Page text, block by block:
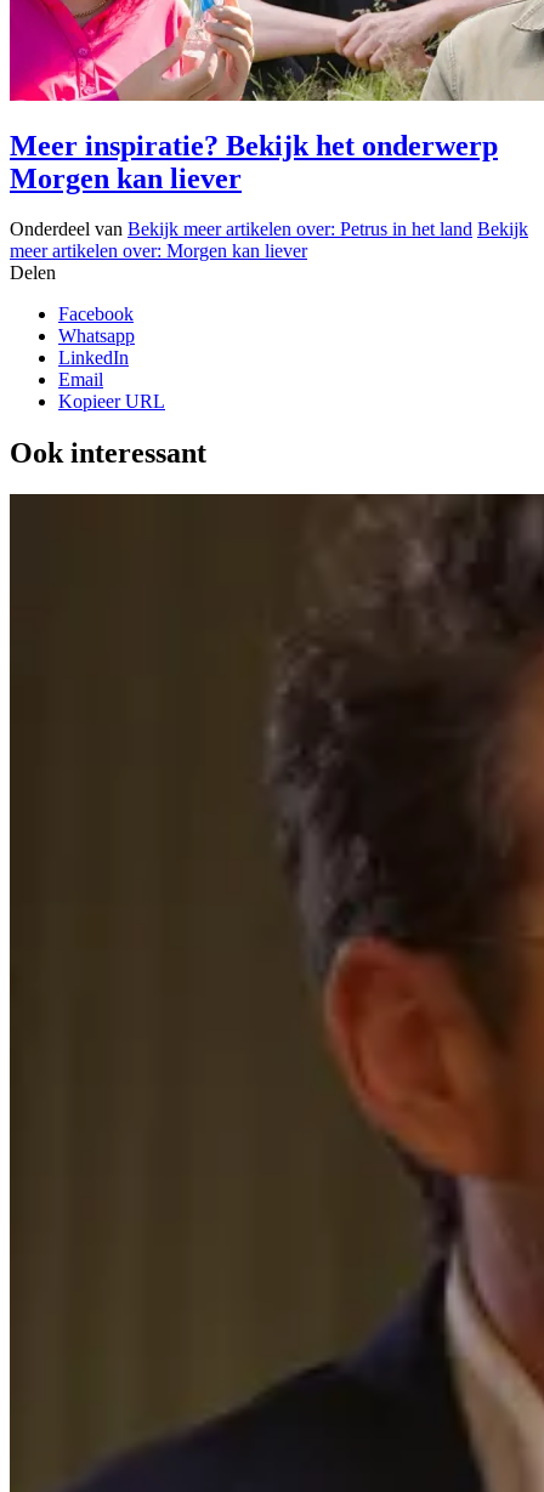
Meer inspiratie? Bekijk het onderwerp
Morgen kan liever
Onderdeel van Bekijk meer artikelen over: Petrus in het land Bekijk
meer artikelen over: Morgen kan liever
Delen
Facebook
Whatsapp
LinkedIn
Email
Kopieer URL
Ook interessant